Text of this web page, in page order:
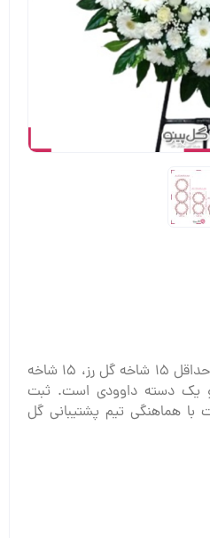
تاج گل ترحیم چکاوک شامل حداقل 15 شاخه گل رز، 15 شاخه
و یک دسته داوودی است. ثبت
با هماهنگی تیم پشتیبانی گل